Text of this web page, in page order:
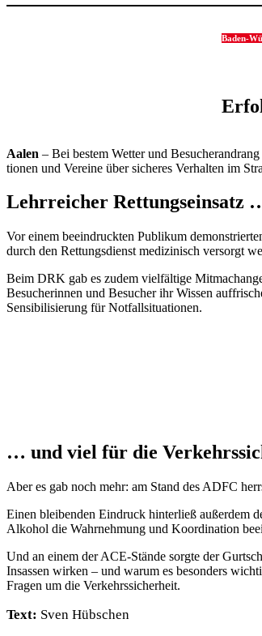
Baden-
Aalen – Bei bestem Wetter und
tionen und Vereine über sicheres Verhalten im
Lehr­rei­cher Rettungs­ein­satz
Vor einem beein­druckten Publikum
durch den Rettungs­dienst medi­zi­nisch versorgt
Beim DRK gab es zudem viel­fäl­tige
Besu­che­rinnen und Besu­cher ihr Wissen
Sensi­bi­li­sie­rung für Notfall­si­tua­tionen.
… und viel für die
Aber es gab noch mehr: am Stand des ADFC
Einen blei­benden Eindruck hinter­ließ außerdem
Alkohol die Wahr­neh­mung und Koor­di­na­tion
Und an einem der ACE-Stände sorgte der
Insassen wirken – und warum es beson­ders
Fragen um die Verkehrs­si­cher­heit.
Text: Sven Hübschen